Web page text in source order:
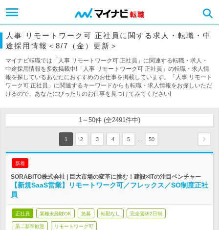
人事 リモートワーク可 正社員に関する求人・転職・中
途採用情報＜8/7（金）更新＞
マイナビ転職では「人事 リモートワーク可 正社員」に関連する転職・求人・
中途採用情報を多数掲載中!「人事 リモートワーク可 正社員」の転職・求人情
報を探しているあなたにおすすめのお仕事を掲載しています。「人事 リモート
ワーク可 正社員」に関連するキーワードからも転職・求人情報をお探しいただ
けるので、あなたにぴったりのお仕事を見つけてみてください!
1～50件 (全2491件中)
1 2 3 4 5 50
新着
SORABITO株式会社 | 巨大市場の変革に挑む！建設×ITの注目ベンチャー
【新規SaaS営業】リモートワーク可／フレックス／SO制度正社
員
正社員 業種未経験OK 急募 転勤なし 完全週休2日制
第二新卒歓迎 リモートワーク可